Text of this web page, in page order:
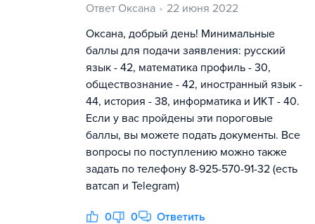
Ответ Оксана
22 июня 2022
Оксана, добрый день! Минимальные
баллы для подачи заявления: русский
язык - 42, математика профиль - 30,
обществознание - 42, иностранный язык -
44, история - 38, информатика и ИКТ - 40.
Если у вас пройдены эти пороговые
баллы, вы можете подать документы. Все
вопросы по поступлению можно также
задать по телефону 8-925-570-91-32 (есть
ватсап и Telegram)
0 0 Ответить